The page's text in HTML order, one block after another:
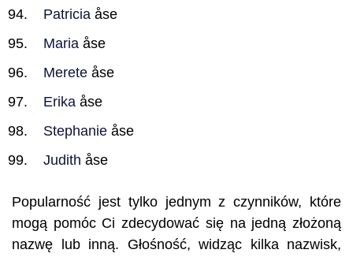
Patricia åse
Maria åse
Merete åse
Erika åse
Stephanie åse
Judith åse
Popularność jest tylko jednym z czynników, które
mogą pomóc Ci zdecydować się na jedną złożoną
nazwę lub inną. Głośność, widząc kilka nazwisk,